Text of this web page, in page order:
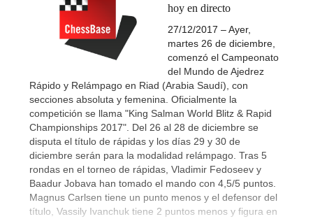
hoy en directo
27/12/2017 – Ayer,
martes 26 de diciembre,
comenzó el Campeonato
del Mundo de Ajedrez
Rápido y Relámpago en Riad (Arabia Saudí), con
secciones absoluta y femenina. Oficialmente la
competición se llama "King Salman World Blitz & Rapid
Championships 2017". Del 26 al 28 de diciembre se
disputa el título de rápidas y los días 29 y 30 de
diciembre serán para la modalidad relámpago. Tras 5
rondas en el torneo de rápidas, Vladimir Fedoseev y
Baadur Jobava han tomado el mando con 4,5/5 puntos.
Magnus Carlsen tiene un punto menos y el defensor del
título, Vassily Ivanchuk tiene 2 puntos menos y figura en